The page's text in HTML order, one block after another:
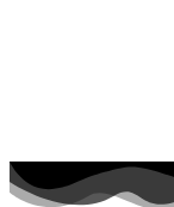
Transporte